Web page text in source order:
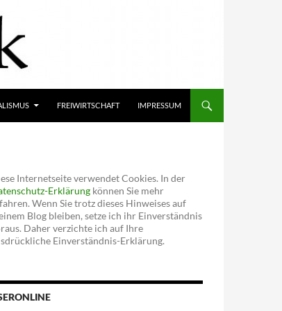
FREIWIRTSCHAFT IMPRESSUM
Internetseite verwendet Cookies. In der
Erklärung können Sie mehr
Wenn Sie trotz dieses Hinweises auf
Blog bleiben, setze ich ihr Einverständnis
Daher verzichte ich auf Ihre
Einverständnis-Erklärung.